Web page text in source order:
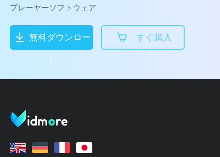
プレーヤーソフトウェア
無料ダウンロー
ド
すぐ購入